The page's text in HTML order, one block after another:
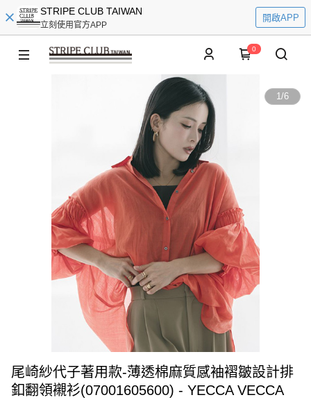
STRIPE CLUB TAIWAN
立刻使用官方APP
開啟APP
0
1/6
尾崎紗代子著用款-薄透棉麻質感袖褶皺設計排
釦翻領襯衫(07001605600) - YECCA VECCA